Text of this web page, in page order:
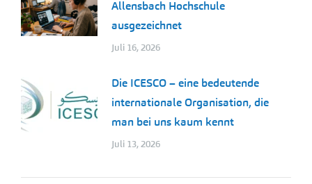
Allensbach Hochschule
ausgezeichnet
Juli 16, 2026
Die ICESCO – eine bedeutende
internationale Organisation, die
man bei uns kaum kennt
Juli 13, 2026